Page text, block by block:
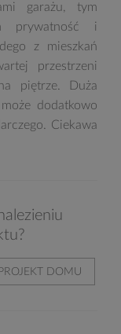
garażu, tym
prywatność i
z mieszkań
przestrzeni
piętrze. Duża
dodatkowo
Ciekawa
DOMU